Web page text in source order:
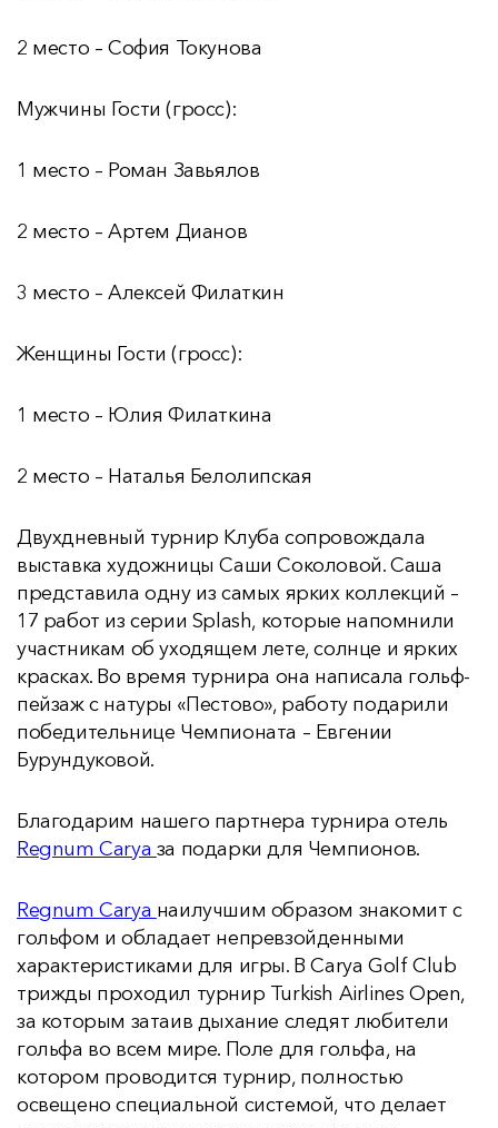
2 место – София Токунова
Мужчины Гости (гросс):
1 место – Роман Завьялов
2 место – Артем Дианов
3 место – Алексей Филаткин
Женщины Гости (гросс):
1 место – Юлия Филаткина
2 место – Наталья Белолипская
Двухдневный турнир Клуба сопровождала
выставка художницы Саши Соколовой. Саша
представила одну из самых ярких коллекций –
17 работ из серии Splash, которые напомнили
участникам об уходящем лете, солнце и ярких
красках. Во время турнира она написала гольф-
пейзаж с натуры «Пестово», работу подарили
победительнице Чемпионата – Евгении
Бурундуковой.
Благодарим нашего партнера турнира отель
Regnum Carya за подарки для Чемпионов.
Regnum Carya наилучшим образом знакомит с
гольфом и обладает непревзойденными
характеристиками для игры. В Carya Golf Club
трижды проходил турнир Turkish Airlines Open,
за которым затаив дыхание следят любители
гольфа во всем мире. Поле для гольфа, на
котором проводится турнир, полностью
освещено специальной системой, что делает